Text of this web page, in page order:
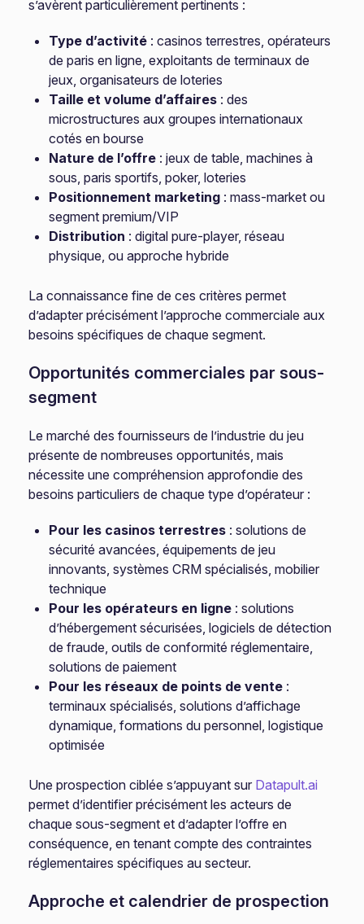
s’avèrent particulièrement pertinents :
Type d’activité : casinos terrestres, opérateurs
de paris en ligne, exploitants de terminaux de
jeux, organisateurs de loteries
Taille et volume d’affaires : des
microstructures aux groupes internationaux
cotés en bourse
Nature de l’offre : jeux de table, machines à
sous, paris sportifs, poker, loteries
Positionnement marketing : mass-market ou
segment premium/VIP
Distribution : digital pure-player, réseau
physique, ou approche hybride
La connaissance fine de ces critères permet
d’adapter précisément l’approche commerciale aux
besoins spécifiques de chaque segment.
Opportunités commerciales par sous-
segment
Le marché des fournisseurs de l’industrie du jeu
présente de nombreuses opportunités, mais
nécessite une compréhension approfondie des
besoins particuliers de chaque type d’opérateur :
Pour les casinos terrestres : solutions de
sécurité avancées, équipements de jeu
innovants, systèmes CRM spécialisés, mobilier
technique
Pour les opérateurs en ligne : solutions
d’hébergement sécurisées, logiciels de détection
de fraude, outils de conformité réglementaire,
solutions de paiement
Pour les réseaux de points de vente :
terminaux spécialisés, solutions d’affichage
dynamique, formations du personnel, logistique
optimisée
Une prospection ciblée s’appuyant sur Datapult.ai
permet d’identifier précisément les acteurs de
chaque sous-segment et d’adapter l’offre en
conséquence, en tenant compte des contraintes
réglementaires spécifiques au secteur.
Approche et calendrier de prospection